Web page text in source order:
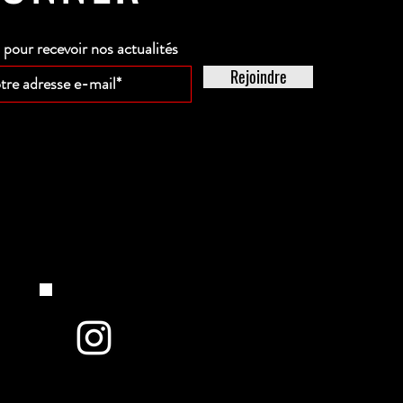
recevoir nos actualités
Rejoindre